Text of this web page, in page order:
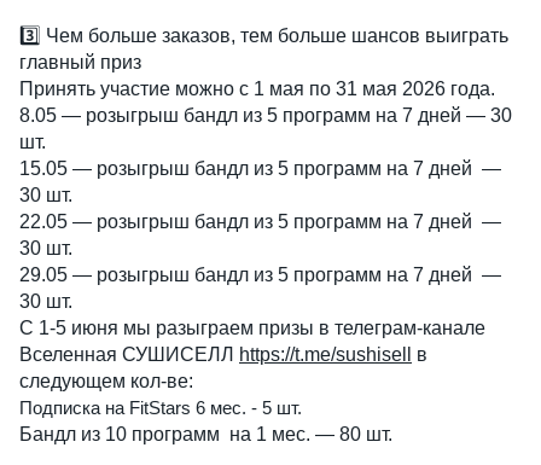
3️⃣ Чем больше заказов, тем больше шансов выиграть
главный приз
Принять участие можно с 1 мая по 31 мая 2026 года.
8.05 — розыгрыш бандл из 5 программ на 7 дней — 30
шт.
15.05 — розыгрыш бандл из 5 программ на 7 дней  —
30 шт.
22.05 — розыгрыш бандл из 5 программ на 7 дней  —
30 шт.
29.05 — розыгрыш бандл из 5 программ на 7 дней  —
30 шт.
С 1-5 июня мы разыграем призы в телеграм-канале
Вселенная СУШИСЕЛЛ https://t.me/sushisell
в
следующем кол-ве:
Подписка на FitStars 6 мес. - 5 шт.
Бандл из 10 программ  на 1 мес. — 80 шт.